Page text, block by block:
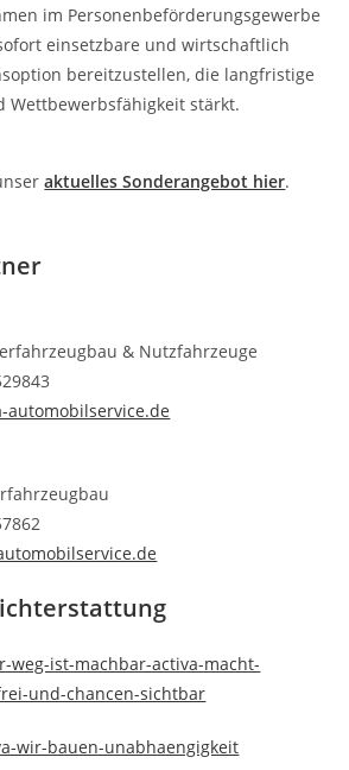
im Personenbeförderungsgewerbe
einsetzbare und wirtschaftlich
bereitzustellen, die langfristige
Wettbewerbsfähigkeit stärkt.
aktuelles Sonderangebot hier.
& Nutzfahrzeuge
automobilservice.de
weg-ist-machbar-activa-macht-
und-chancen-sichtbar
wir-bauen-unabhaengigkeit